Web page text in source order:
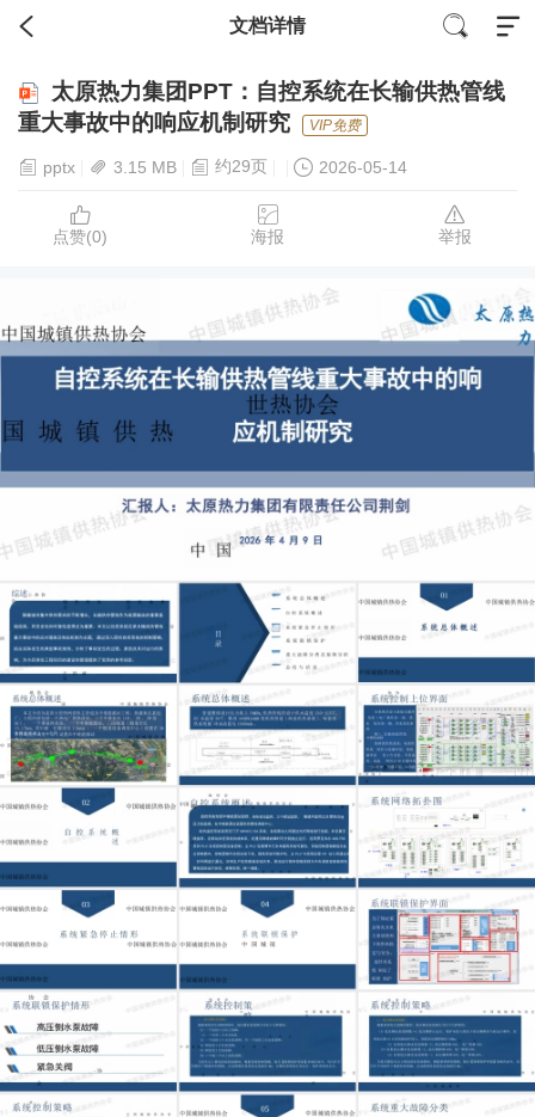
文档详情
太原热力集团PPT：自控系统在长输供热管线
重大事故中的响应机制研究
VIP免费
pptx 3.15 MB 约29页 2026-05-14
点赞(0) 海报 举报